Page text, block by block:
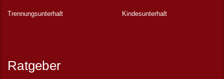
Trennungsunterhalt Kindesunterhalt
Ratgeber